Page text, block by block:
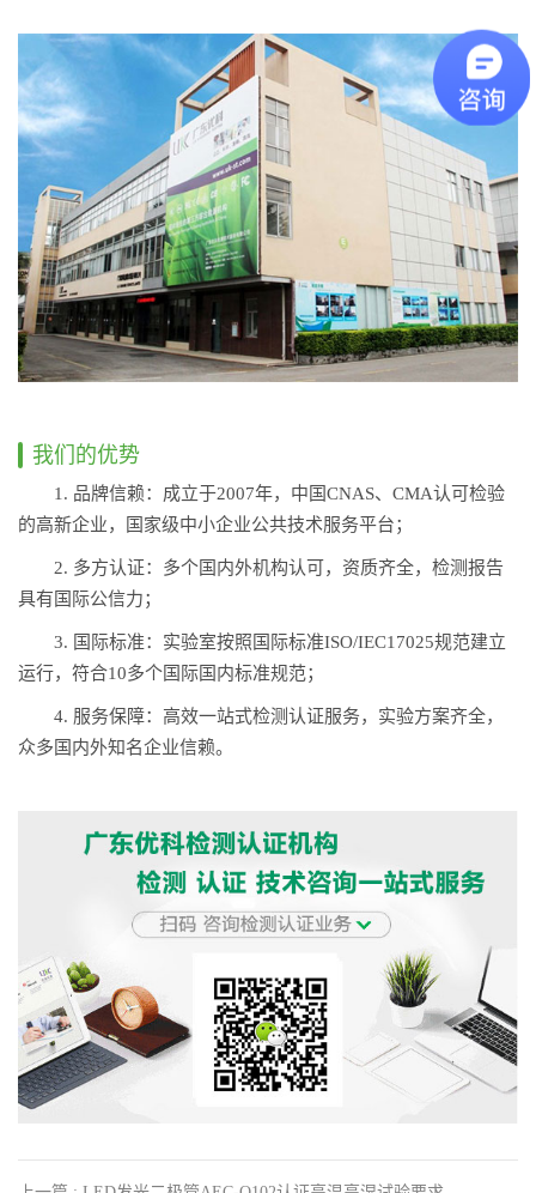
我们的优势
1. 品牌信赖：成立于2007年，中国CNAS、CMA认可检验
的高新企业，国家级中小企业公共技术服务平台；
2. 多方认证：多个国内外机构认可，资质齐全，检测报告
具有国际公信力；
3. 国际标准：实验室按照国际标准ISO/IEC17025规范建立
运行，符合10多个国际国内标准规范；
4. 服务保障：高效一站式检测认证服务，实验方案齐全，
众多国内外知名企业信赖。